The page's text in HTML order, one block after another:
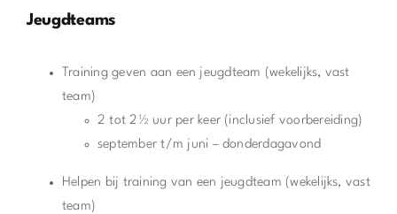
Jeugdteams
Training geven aan een jeugdteam (wekelijks, vast
team)
2 tot 2½ uur per keer (inclusief voorbereiding)
september t/m juni – donderdagavond
Helpen bij training van een jeugdteam (wekelijks, vast
team)